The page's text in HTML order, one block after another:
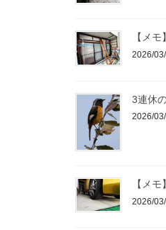
【メ
2026/
3連休
2026/
【メ
2026/